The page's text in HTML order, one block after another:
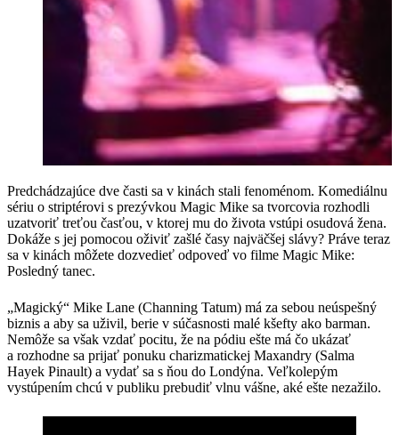
Predchádzajúce dve časti sa v kinách stali fenoménom. Komediálnu
sériu o striptérovi s prezývkou Magic Mike sa tvorcovia rozhodli
uzatvoriť treťou časťou, v ktorej mu do života vstúpi osudová žena.
Dokáže s jej pomocou oživiť zašlé časy najväčšej slávy? Práve teraz
sa v kinách môžete dozvedieť odpoveď vo filme Magic Mike:
Posledný tanec.
„Magický“ Mike Lane (Channing Tatum) má za sebou neúspešný
biznis a aby sa uživil, berie v súčasnosti malé kšefty ako barman.
Nemôže sa však vzdať pocitu, že na pódiu ešte má čo ukázať
a rozhodne sa prijať ponuku charizmatickej Maxandry (Salma
Hayek Pinault) a vydať sa s ňou do Londýna. Veľkolepým
vystúpením chcú v publiku prebudiť vlnu vášne, aké ešte nezažilo.